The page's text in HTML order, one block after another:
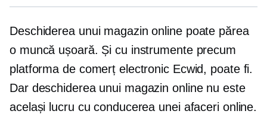
Deschiderea unui magazin online poate părea
o muncă ușoară. Și cu instrumente precum
platforma de comerț electronic Ecwid, poate fi.
Dar deschiderea unui magazin online nu este
același lucru cu conducerea unei afaceri online.